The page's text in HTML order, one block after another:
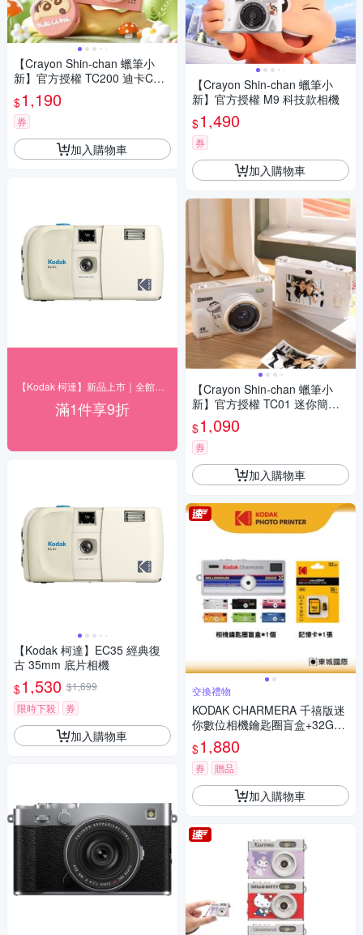
【Crayon Shin-chan 蠟筆小
新】官方授權 TC200 迪卡CCN
時光相機
$1,190
券
加入購物車
滿1件享9折
【Kodak 柯達】EC35 經典復
古 35mm 底片相機
$1,530 $1,699
限時下殺
券
加入購物車
【Crayon Shin-chan 蠟筆小
新】官方授權 M9 科技款相機
$1,490
券
加入購物車
【Crayon Shin-chan 蠟筆小
新】官方授權 TC01 迷你簡易
便攜式相機
$1,090
券
加入購物車
交換禮物
KODAK CHARMERA 千禧版迷
你數位相機鑰匙圈盲盒+32G記
憶卡組
$1,880
券 贈品
加入購物車